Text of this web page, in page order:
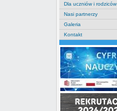
Dla uczniów i rodziców
Nasi partnerzy
Galeria
Kontakt